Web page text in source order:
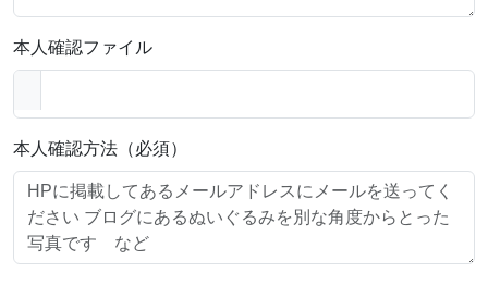
本人確認ファイル
本人確認方法（必須）